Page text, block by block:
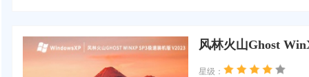
风林火山Ghost
星级：